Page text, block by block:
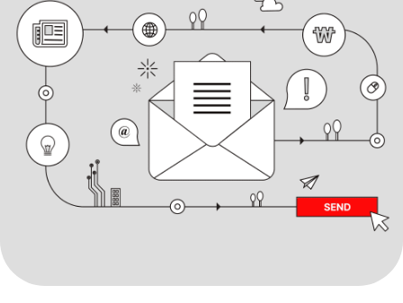
산세를 거스르지 않고 그대로 살린 자연속의 큰집 ‘ 자 하 연 ’ 포트폴리오